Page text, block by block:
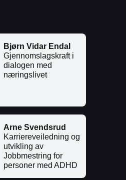
Bjørn Vidar Endal
Gjennomslagskraft i
dialogen med
næringslivet
Arne Svendsrud
Karriereveiledning og
utvikling av
Jobbmestring for
personer med ADHD